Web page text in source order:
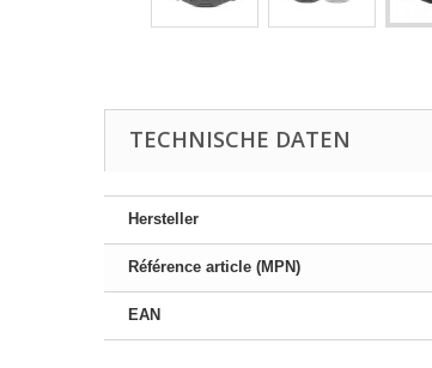
TECHNISCHE DATEN
Hersteller
Référence article (MPN)
EAN